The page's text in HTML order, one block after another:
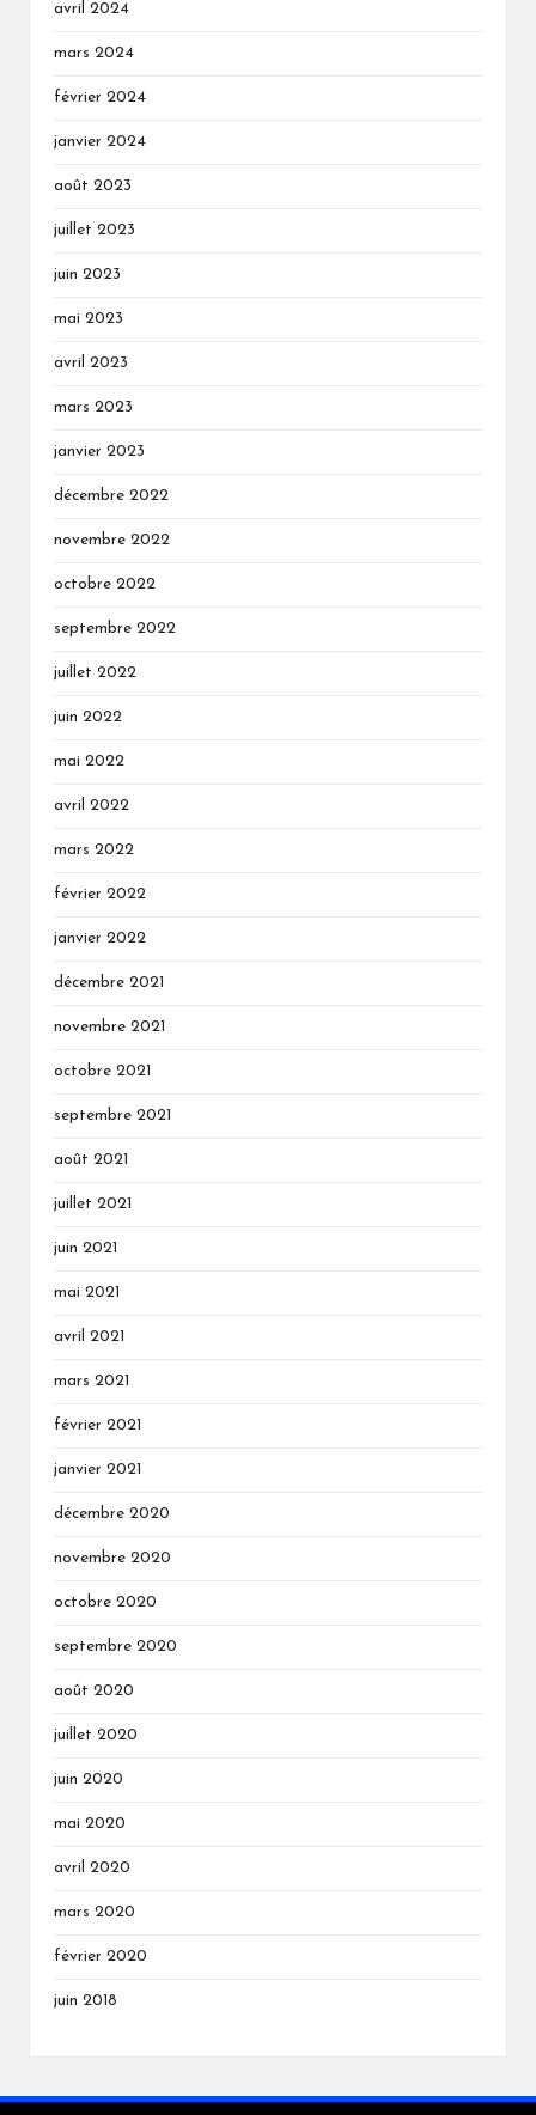
avril 2024
mars 2024
février 2024
janvier 2024
août 2023
juillet 2023
juin 2023
mai 2023
avril 2023
mars 2023
janvier 2023
décembre 2022
novembre 2022
octobre 2022
septembre 2022
juillet 2022
juin 2022
mai 2022
avril 2022
mars 2022
février 2022
janvier 2022
décembre 2021
novembre 2021
octobre 2021
septembre 2021
août 2021
juillet 2021
juin 2021
mai 2021
avril 2021
mars 2021
février 2021
janvier 2021
décembre 2020
novembre 2020
octobre 2020
septembre 2020
août 2020
juillet 2020
juin 2020
mai 2020
avril 2020
mars 2020
février 2020
juin 2018